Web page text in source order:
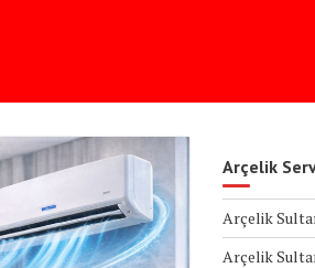
Arçelik
Arçelik
Arçelik